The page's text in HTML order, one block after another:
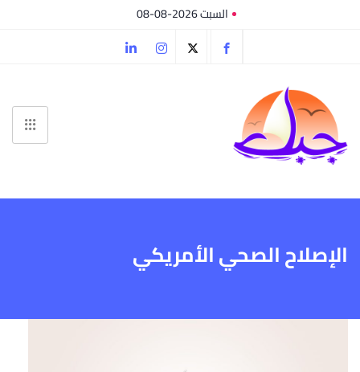
السبت 2026-08-08
الإصلاح الصحي الأمريكي